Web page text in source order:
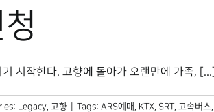
시작한다. 고향에 돌아가 오랜만에 가족, [...]
Legacy, 고향 Tags: ARS예매 , KTX, SRT, 고속버스,